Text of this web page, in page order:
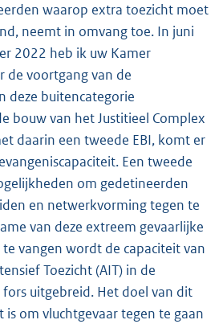
waarop extra toezicht moet
neemt in omvang toe. In juni
2022 heb ik uw Kamer
de voortgang van de
deze buitencategorie
bouw van het Justitieel Complex
daarin een tweede EBI, komt er
Een tweede
om gedetineerden
en netwerkvorming tegen te
van deze extreem gevaarlijke
vangen wordt de capaciteit van
Toezicht (AIT) in de
uitgebreid. Het doel van dit
is om vluchtgevaar tegen te gaan